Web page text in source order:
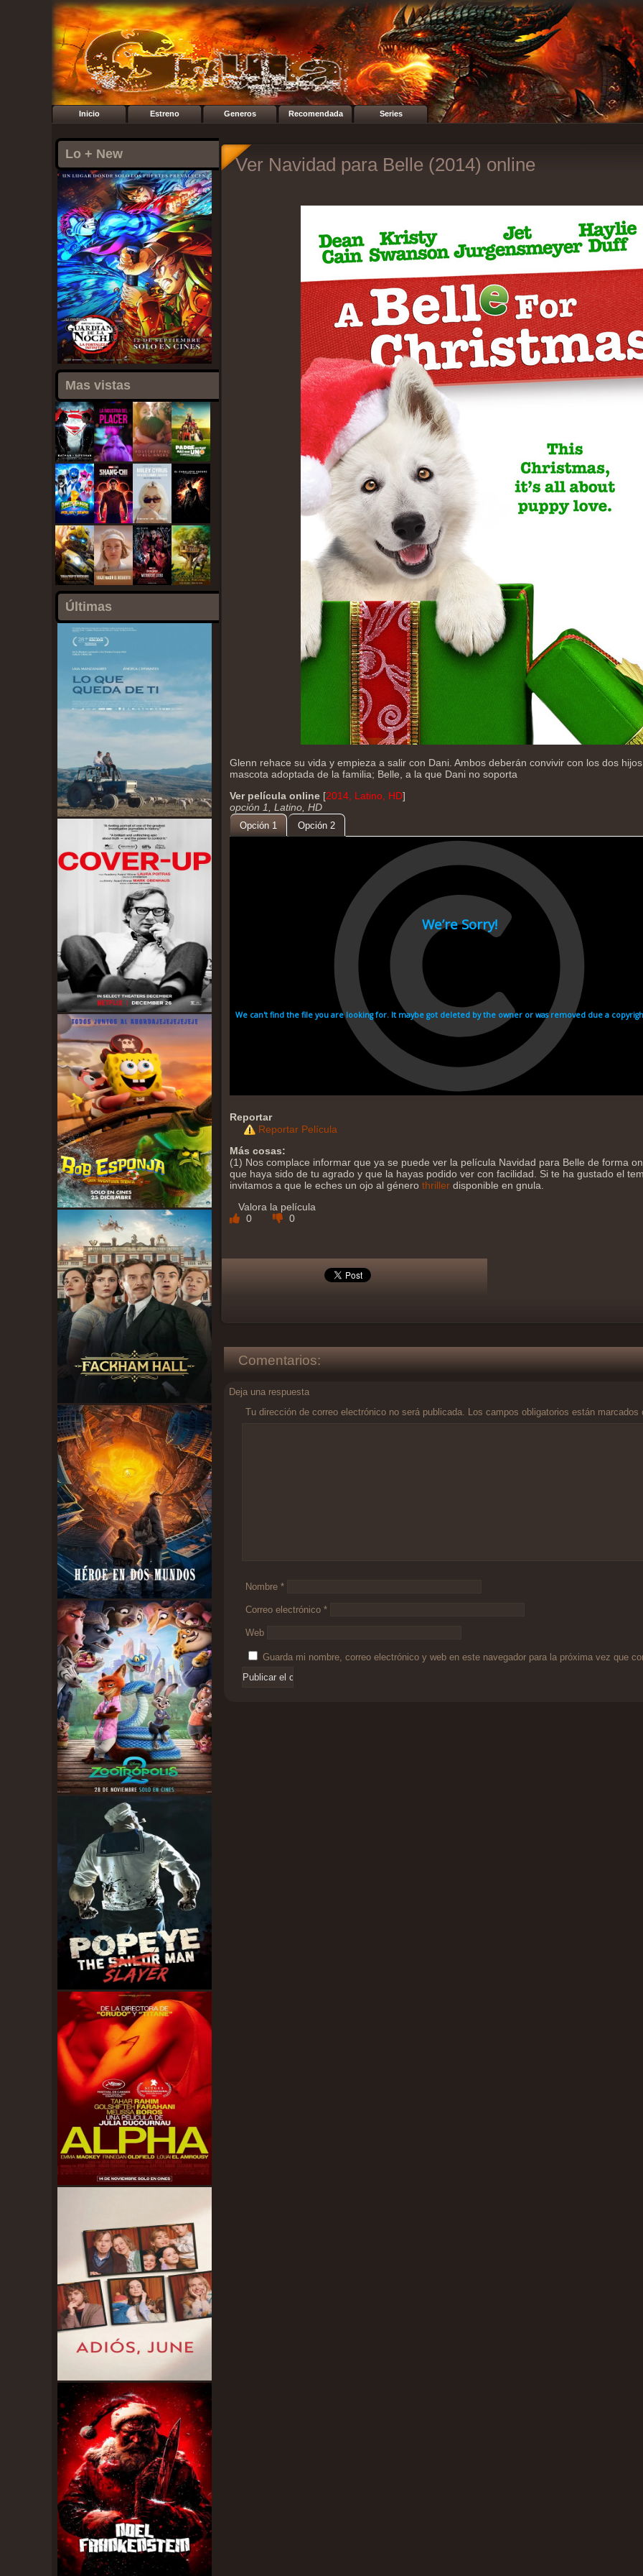
Inicio Estreno Generos Recomendada Series
Lo + New
Mas vistas
Últimas
Ver Navidad para Belle (2014) online
Glenn rehace su vida y empieza a salir con Dani. Ambos deberán convivir con los dos
mascota adoptada de la familia; Belle, a la que Dani no soporta
Ver película online [2014, Latino, HD]
opción 1, Latino, HD
Opción 1 Opción 2
Reportar
Reportar Película
Más cosas:
(1) Nos complace informar que ya se puede ver la película Navidad para Belle de forma
que haya sido de tu agrado y que la hayas podido ver con facilidad. Si te ha gustado el
invitamos a que le eches un ojo al género thriller disponible en gnula.
Valora la película
0
0
Comentarios:
Deja una respuesta
Tu dirección de correo electrónico no será publicada. Los campos obligatorios están marcados
Nombre *
Correo electrónico *
Web
Guarda mi nombre, correo electrónico y web en este navegador para la próxima vez que